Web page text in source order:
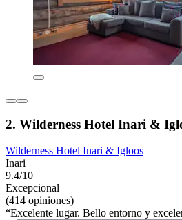
2. Wilderness Hotel Inari &
Wilderness Hotel Inari & Igloos
Inari
9.4/10
Excepcional
(414 opiniones)
“Excelente lugar. Bello entorno y